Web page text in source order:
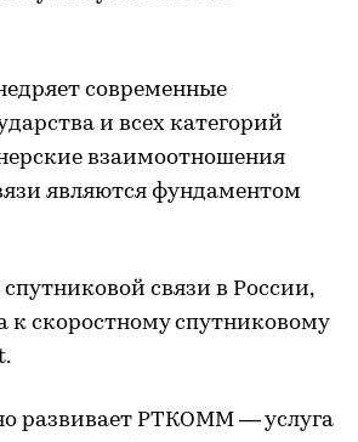
современные
и всех категорий
взаимоотношения
являются фундаментом
связи в России,
к скоростному спутниковому
развивает РТКОММ — услуга